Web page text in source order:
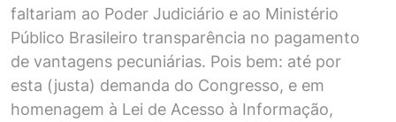
faltariam ao Poder Judiciário e ao Ministério
Público Brasileiro transparência no pagamento
de vantagens pecuniárias. Pois bem: até por
esta (justa) demanda do Congresso, e em
homenagem à Lei de Acesso à Informação,